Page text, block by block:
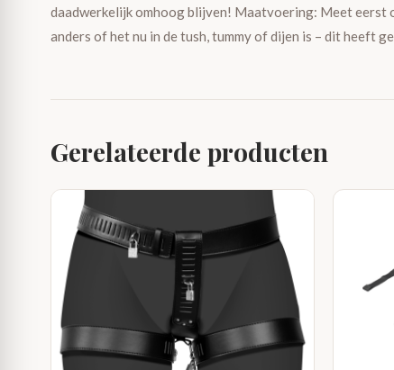
daadwerkelijk omhoog blijven! Maatvoering: Meet eerst
anders of het nu in de tush, tummy of dijen is – dit heeft
Gerelateerde producten